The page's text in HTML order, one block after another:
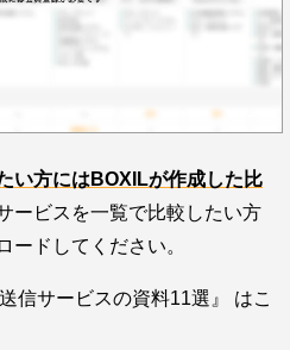
い方にはBOXILが作成した比
ービスを一覧で比較したい方
ードしてください。
信サービスの資料11選』 はこ